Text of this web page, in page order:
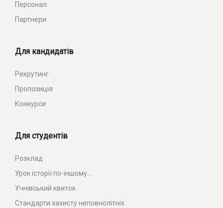
Персонал
Партнери
Для кандидатів
Рекрутинг
Пропозиція
Конкурси
Для студентів
Розклад
Урок історії по-іншому...
Учнівський квиток
Стандарти захисту неповнолітніх